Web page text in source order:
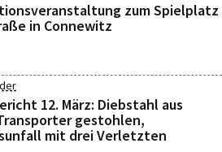
zum Spielplatz
in Connewitz
12. März: Diebstahl aus
gestohlen,
mit drei Verletzten